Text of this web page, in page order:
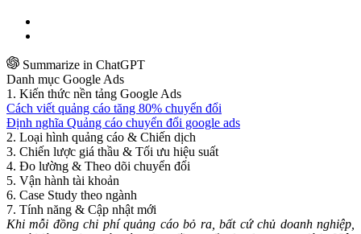
Summarize in ChatGPT
Danh mục Google Ads
1. Kiến thức nền tảng Google Ads
Cách viết quảng cáo tăng 80% chuyển đổi
Định nghĩa Quảng cáo chuyển đổi google ads
2. Loại hình quảng cáo & Chiến dịch
3. Chiến lược giá thầu & Tối ưu hiệu suất
4. Đo lường & Theo dõi chuyển đổi
5. Vận hành tài khoản
6. Case Study theo ngành
7. Tính năng & Cập nhật mới
Khi mỗi đồng chi phí quảng cáo bỏ ra, bất cứ chủ doanh nghiệp,